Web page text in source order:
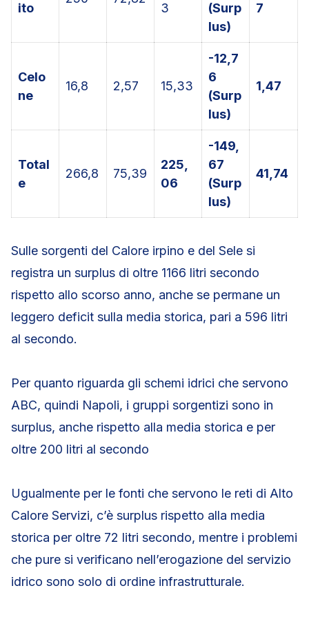
ito 3
(Surp
lus)
7
Celo
ne
16,8 2,57 15,33
-12,7
6
(Surp
lus)
1,47
Total
e
266,8 75,39
225,
06
-149,
67
(Surp
lus)
41,74
Sulle sorgenti del Calore irpino e del Sele si
registra un surplus di oltre 1166 litri secondo
rispetto allo scorso anno, anche se permane un
leggero deficit sulla media storica, pari a 596 litri
al secondo.
Per quanto riguarda gli schemi idrici che servono
ABC, quindi Napoli, i gruppi sorgentizi sono in
surplus, anche rispetto alla media storica e per
oltre 200 litri al secondo
Ugualmente per le fonti che servono le reti di Alto
Calore Servizi, c’è surplus rispetto alla media
storica per oltre 72 litri secondo, mentre i problemi
che pure si verificano nell’erogazione del servizio
idrico sono solo di ordine infrastrutturale.